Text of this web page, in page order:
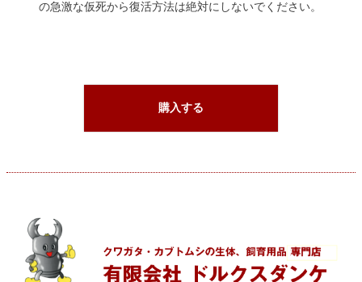
の急激な仮死から復活方法は絶対にしないでください。
購入する